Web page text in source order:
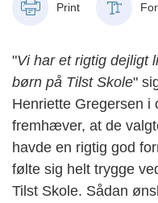
Print
"Vi har et rigtig dejligt
børn på Tilst Skole"
Henriette Gregersen i
fremhæver, at de
havde en rigtig god
følte sig helt trygge
Tilst Skole. Sådan